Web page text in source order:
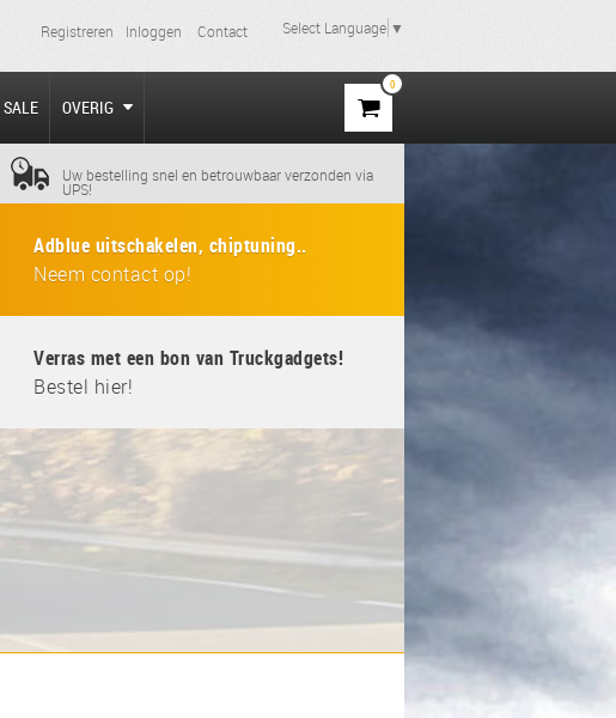
Registreren Inloggen Contact Select Language ▼
SALE OVERIG
0
Uw bestelling snel en betrouwbaar verzonden via
UPS!
Adblue uitschakelen, chiptuning..
Neem contact op!
Verras met een bon van Truckgadgets!
Bestel hier!